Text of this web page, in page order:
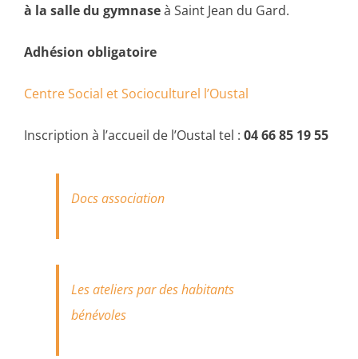
à la salle du gymnaseà Saint Jean du Gard.
Adhésion obligatoire
Centre Social et Socioculturel l’Oustal
Inscription à l’accueil de l’Oustal tel : 04 66 85 19 55
Docs association
Les ateliers par des habitants
bénévoles